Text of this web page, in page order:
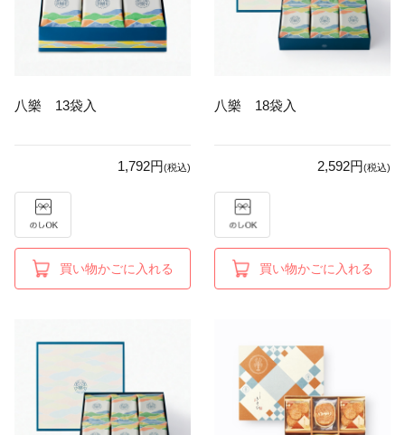
八樂 13袋入
1,792円(税込)
買い物かごに入れる
八樂 18袋入
2,592円(税込)
買い物かごに入れる